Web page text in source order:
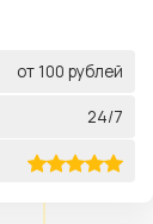
от 100 рублей
24/7